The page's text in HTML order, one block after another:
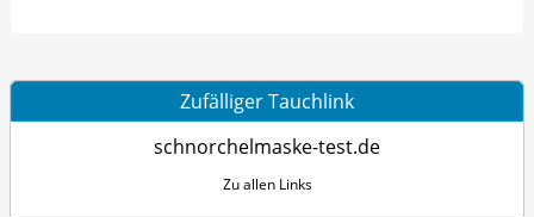
Zufälliger Tauchlink
schnorchelmaske-test.de
Zu allen Links